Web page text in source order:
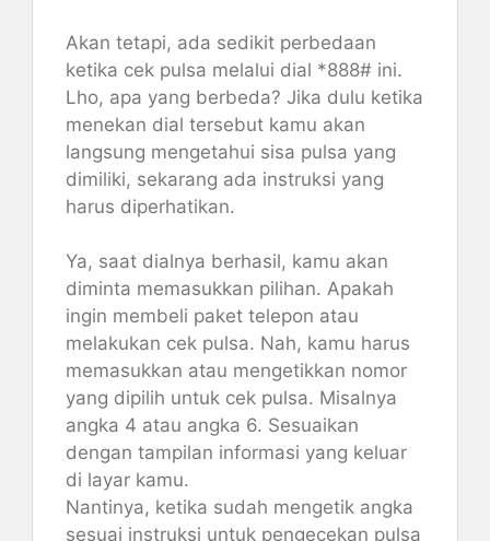
Akan tetapi, ada sedikit perbedaan
ketika cek pulsa melalui dial *888# ini.
Lho, apa yang berbeda? Jika dulu ketika
menekan dial tersebut kamu akan
langsung mengetahui sisa pulsa yang
dimiliki, sekarang ada instruksi yang
harus diperhatikan.
Ya, saat dialnya berhasil, kamu akan
diminta memasukkan pilihan. Apakah
ingin membeli paket telepon atau
melakukan cek pulsa. Nah, kamu harus
memasukkan atau mengetikkan nomor
yang dipilih untuk cek pulsa. Misalnya
angka 4 atau angka 6. Sesuaikan
dengan tampilan informasi yang keluar
di layar kamu.
Nantinya, ketika sudah mengetik angka
sesuai instruksi untuk pengecekan pulsa